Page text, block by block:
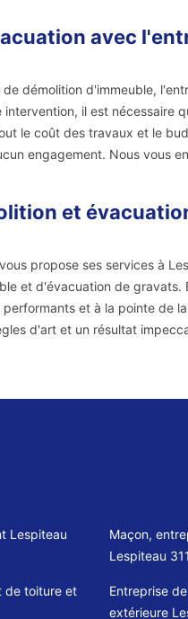
avec
démolition d'immeuble,
il est nécessaire
le coût des travaux et le
engagement. Nous vous
et
propose ses services à
et d'évacuation de gravats.
et à la pointe de
d'art et un résultat
Lespiteau
Maçon,
Lespiteau
de toiture et
Entreprise
extérieure